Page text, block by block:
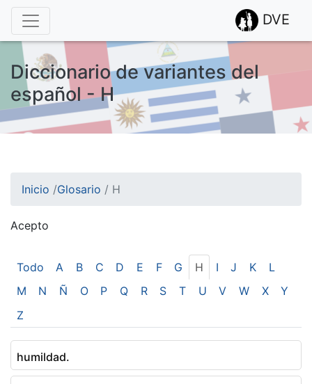
DVE
Diccionario de variantes del
español - H
Inicio /Glosario / H
Acepto
Esto nos ayuda a recolectar estadísticas de las visitas.
Todo A B C D E F G H I J K
L
M
N Ñ O P Q R S T U V W X
Y
Z
humildad.